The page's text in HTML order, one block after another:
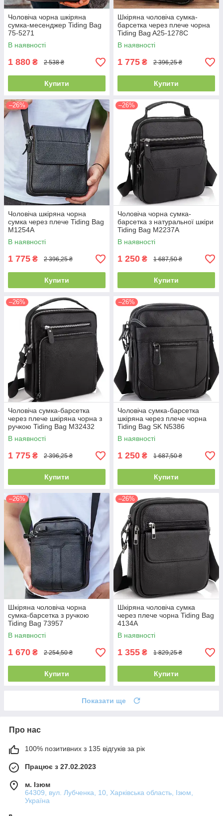
Чоловіча чорна шкіряна
сумка-месенджер Tiding Bag
75-5271
В наявності
1 880 ₴ 2 538 ₴
Купити
Шкіряна чоловіча сумка-
барсетка через плече чорна
Tiding Bag A25-1278C
В наявності
1 775 ₴ 2 396,25 ₴
Купити
–26%
Чоловіча шкіряна чорна
сумка через плече Tiding Bag
M1254A
В наявності
1 775 ₴ 2 396,25 ₴
Купити
–26%
Чоловіча чорна сумка-
барсетка з натуральної шкіри
Tiding Bag M2237A
В наявності
1 250 ₴ 1 687,50 ₴
Купити
–26%
Чоловіча сумка-барсетка
через плече шкіряна чорна з
ручкою Tiding Bag M32432
В наявності
1 775 ₴ 2 396,25 ₴
Купити
–26%
Чоловіча сумка-барсетка
шкіряна через плече чорна
Tiding Bag SK N5386
В наявності
1 250 ₴ 1 687,50 ₴
Купити
–26%
Шкіряна чоловіча чорна
сумка-барсетка з ручкою
Tiding Bag 73957
В наявності
1 670 ₴ 2 254,50 ₴
Купити
–26%
Шкіряна чоловіча сумка
через плече чорна Tiding Bag
4134A
В наявності
1 355 ₴ 1 829,25 ₴
Купити
Показати ще
Про нас
100% позитивних з 135 відгуків за рік
Працює з 27.02.2023
м. Ізюм
64309, вул. Лубченка, 10, Харківська область, Ізюм,
Україна